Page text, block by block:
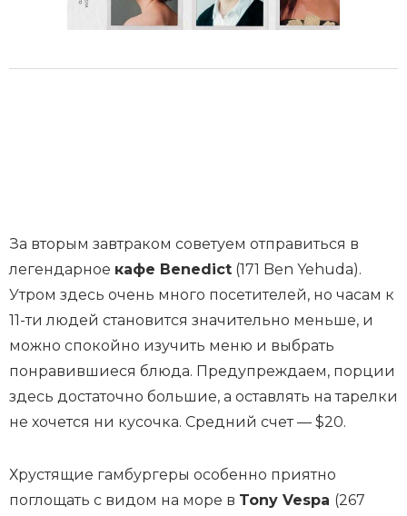
За вторым завтраком советуем отправиться в
легендарное кафе Benedict (171 Ben Yehuda).
Утром здесь очень много посетителей, но часам к
11-ти людей становится значительно меньше, и
можно спокойно изучить меню и выбрать
понравившиеся блюда. Предупреждаем, порции
здесь достаточно большие, а оставлять на тарелки
не хочется ни кусочка. Средний счет — $20.
Хрустящие гамбургеры особенно приятно
поглощать с видом на море в Tony Vespa (267